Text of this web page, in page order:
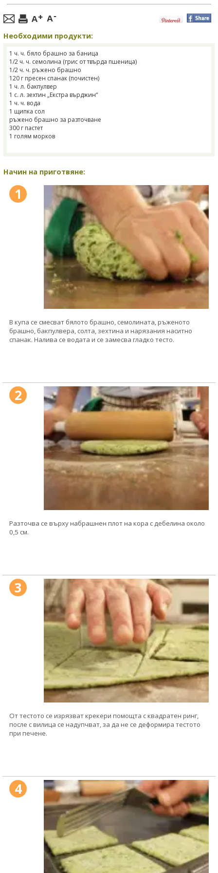
Необходими продукти:
1 ч. ч. бяло брашно за баница
1/2 ч. ч. семолина (грис от твърда пшеница)
1/2 ч. ч. ръжено брашно
120 г пресен спанак (почистен)
1 ч. л. бакпулвер
1 с. л. зехтин „Екстра върджин“
1 ч. ч. вода
1 щипка сол
ръжено брашно за разточване
300 г пастет
1 голям морков
Начин на приготвяне:
1
В купа се смесват бялото брашно, семолината, ръженото
брашно, бакпулвера, солта, зехтина и нарязания наситно
спанак. Налива се водата и се замесва гладко тесто.
2
Разточва се върху набрашнен плот на кора с дебелина около
0,5 см.
3
От тестото се изрязват крекери помощта с квадратен ринг,
после с вилица се надупчват, за да не се деформира тестото
при печене.
4